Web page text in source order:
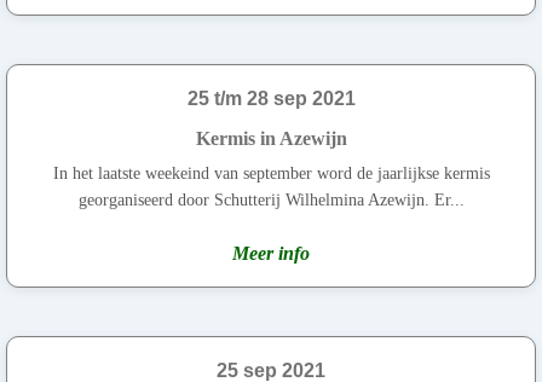
25 t/m 28 sep 2021
Kermis in Azewijn
In het laatste weekeind van september word de jaarlijkse kermis
georganiseerd door Schutterij Wilhelmina Azewijn. Er...
Meer info
25 sep 2021